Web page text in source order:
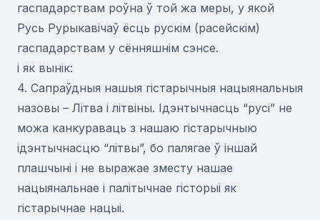
гаспадарствам роўна ў той жа меры, у якой
Русь Рурыкавічаў ёсць рускім (расейскім)
гаспадарствам у сённяшнім сэнсе.
і як вынік:
4. Сапраўдныя нашыя гістарычныя нацыянальныя
назовы – Літва і літвіны. Ідэнтычнасць “русі” не
можа канкураваць з нашаю гістарычныю
ідэнтычнасцю “літвы”, бо палягае ў іншай
плашчыні і не выражае зместу нашае
нацыянальнае і палітычнае гісторыі як
гістарычнае нацыі.